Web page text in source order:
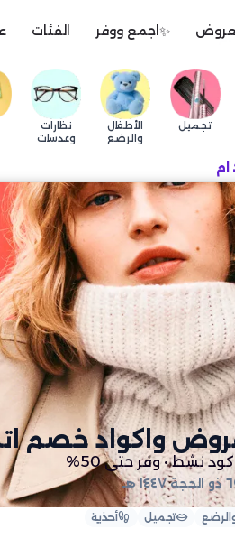
✨اجمع ووفر الفئات
تجميل
الأطفال
والرضع
نظارات
وعدسات
ام
واكواد خصم
٦ ذو الحجة ١٤٤٧ هـ
lipsتجميل footprintأحذية